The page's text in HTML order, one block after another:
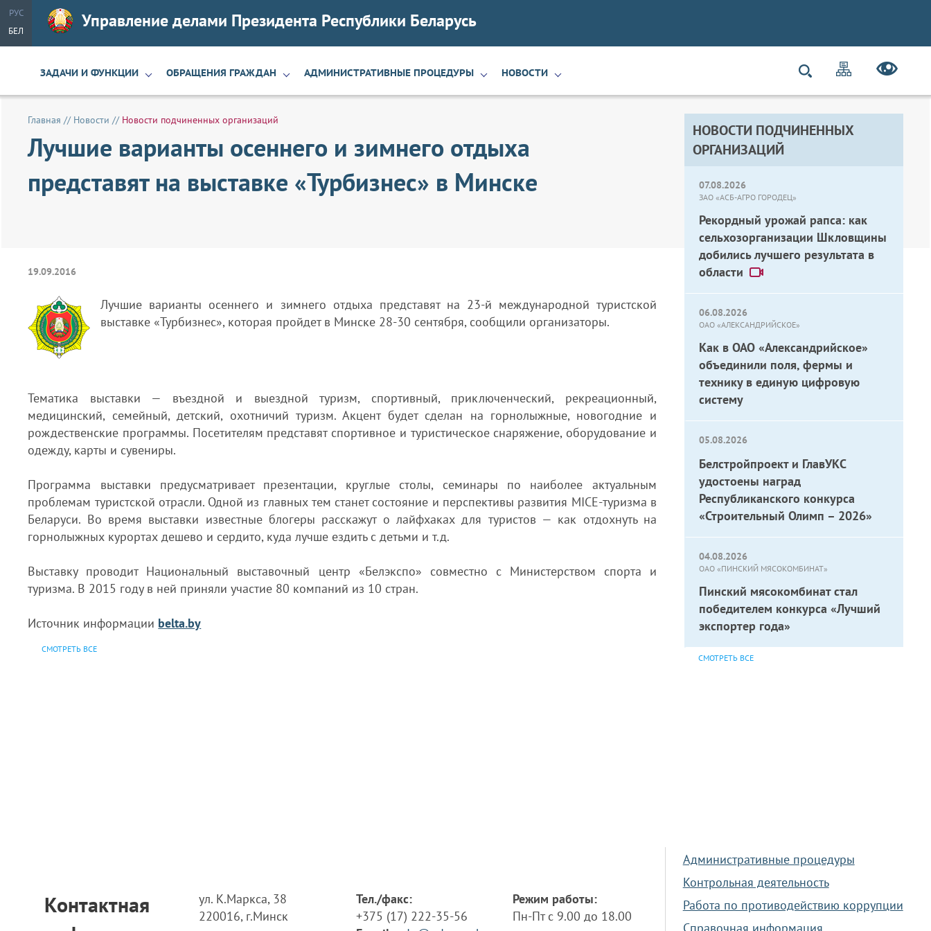
РУС
БЕЛ
Управление делами Президента Республики Беларусь
ЗАДАЧИ И ФУНКЦИИ ОБРАЩЕНИЯ ГРАЖДАН АДМИНИСТРАТИВНЫЕ ПРОЦЕДУРЫ НОВОСТИ
НОВОСТИ ПОДЧИНЕННЫХ
ОРГАНИЗАЦИЙ
07.08.2026
ЗАО «АСБ-АГРО ГОРОДЕЦ»
Рекордный урожай рапса: как
сельхозорганизации Шкловщины
добились лучшего результата в
области
06.08.2026
ОАО «АЛЕКСАНДРИЙСКОЕ»
Как в ОАО «Александрийское»
объединили поля, фермы и
технику в единую цифровую
систему
05.08.2026
Белстройпроект и ГлавУКС
удостоены наград
Республиканского конкурса
«Строительный Олимп – 2026»
04.08.2026
ОАО «ПИНСКИЙ МЯСОКОМБИНАТ»
Пинский мясокомбинат стал
победителем конкурса «Лучший
экспортер года»
СМОТРЕТЬ ВСЕ
Главная // Новости // Новости подчиненных организаций
Лучшие варианты осеннего и зимнего отдыха
представят на выставке «Турбизнес» в Минске
19.09.2016
Лучшие варианты осеннего и зимнего отдыха представят на 23-й международной туристской
выставке «Турбизнес», которая пройдет в Минске 28-30 сентября, сообщили организаторы.
Тематика выставки — въездной и выездной туризм, спортивный, приключенческий, рекреационный,
медицинский, семейный, детский, охотничий туризм. Акцент будет сделан на горнолыжные, новогодние и
рождественские программы. Посетителям представят спортивное и туристическое снаряжение, оборудование и
одежду, карты и сувениры.
Программа выставки предусматривает презентации, круглые столы, семинары по наиболее актуальным
проблемам туристской отрасли. Одной из главных тем станет состояние и перспективы развития MICE-туризма в
Беларуси. Во время выставки известные блогеры расскажут о лайфхаках для туристов — как отдохнуть на
горнолыжных курортах дешево и сердито, куда лучше ездить с детьми и т.д.
Выставку проводит Национальный выставочный центр «Белэкспо» совместно с Министерством спорта и
туризма. В 2015 году в ней приняли участие 80 компаний из 10 стран.
Источник информации belta.by
СМОТРЕТЬ ВСЕ
Контактная
ул. К.Маркса, 38
220016, г.Минск
Тел./факс:
+375 (17) 222-35-56
Режим работы:
Пн-Пт с 9.00 до 18.00
Административные процедуры
Контрольная деятельность
Работа по противодействию коррупции